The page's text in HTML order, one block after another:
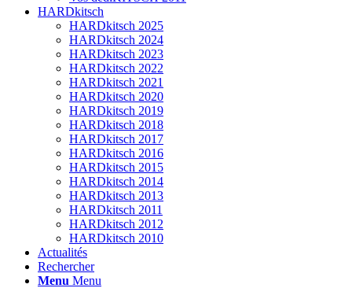
HARDkitsch
HARDkitsch 2025
HARDkitsch 2024
HARDkitsch 2023
HARDkitsch 2022
HARDkitsch 2021
HARDkitsch 2020
HARDkitsch 2019
HARDkitsch 2018
HARDkitsch 2017
HARDkitsch 2016
HARDkitsch 2015
HARDkitsch 2014
HARDkitsch 2013
HARDkitsch 2011
HARDkitsch 2012
HARDkitsch 2010
Actualités
Rechercher
Menu Menu